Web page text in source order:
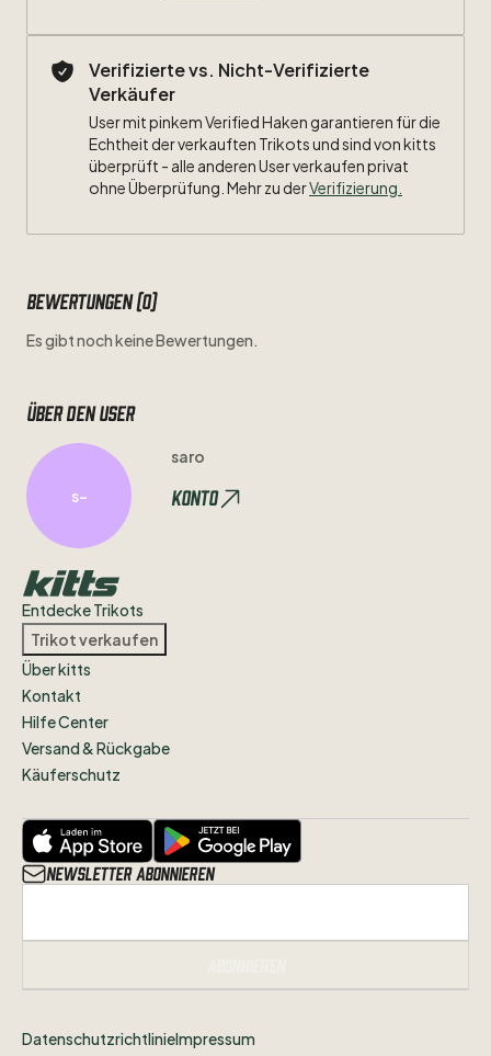
Verifizierte vs. Nicht-Verifizierte
Verkäufer
User mit pinkem Verified Haken garantieren für die
Echtheit der verkauften Trikots und sind von kitts
überprüft - alle anderen User verkaufen privat
ohne Überprüfung. Mehr zu derVerifizierung.
Bewertungen (0)
Es gibt noch keine Bewertungen.
Über den user
s-
saro
Konto
Entdecke Trikots
Trikot verkaufen
Über kitts
Kontakt
Hilfe Center
Versand & Rückgabe
Käuferschutz
Newsletter abonnieren
DatenschutzrichtlinieImpressum